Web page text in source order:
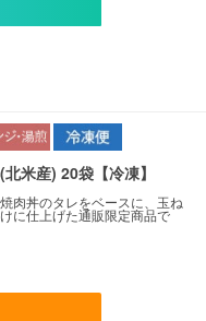
米産) 20袋【冷凍】
肉丼のタレをベースに、玉ね
に仕上げた通販限定商品で